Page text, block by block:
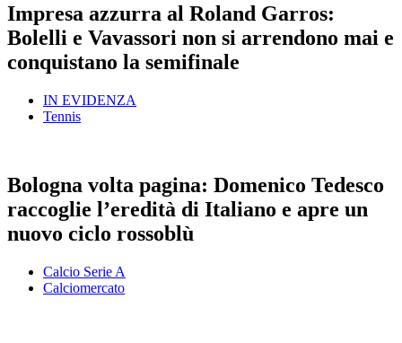
Impresa azzurra al Roland Garros:
Bolelli e Vavassori non si arrendono mai e
conquistano la semifinale
IN EVIDENZA
Tennis
Bologna volta pagina: Domenico Tedesco
raccoglie l’eredità di Italiano e apre un
nuovo ciclo rossoblù
Calcio Serie A
Calciomercato